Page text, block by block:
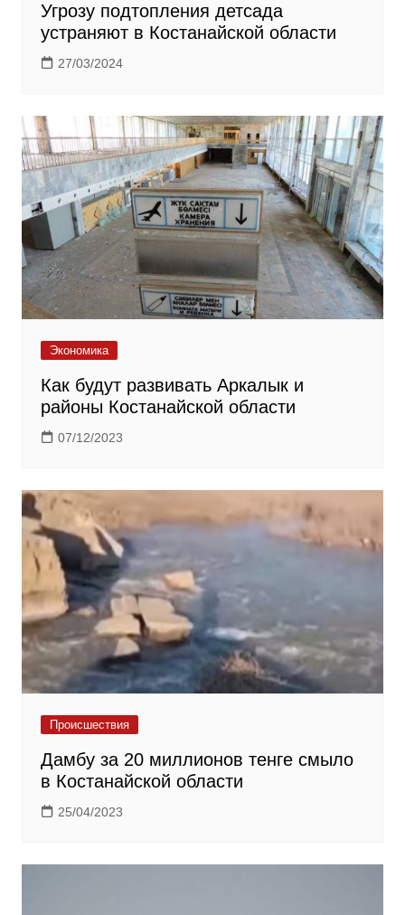
Угрозу подтопления детсада
устраняют в Костанайской области
27/03/2024
Экономика
Как будут развивать Аркалык и
районы Костанайской области
07/12/2023
Происшествия
Дамбу за 20 миллионов тенге смыло
в Костанайской области
25/04/2023